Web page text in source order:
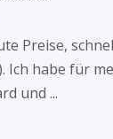
Preise,
Ich habe für
und ...